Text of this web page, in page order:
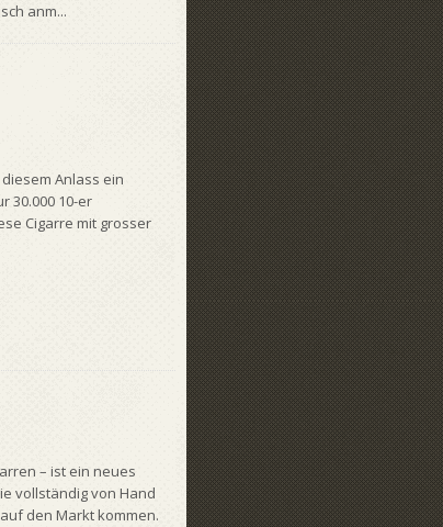
anm...
Anlass ein
30.000 10-er
Cigarre mit grosser
– ist ein neues
vollständig von Hand
den Markt kommen.